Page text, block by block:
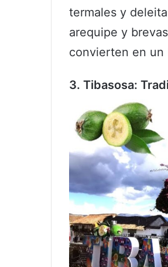
termales y
arequipe y
convierten en un
3. Tibasosa: